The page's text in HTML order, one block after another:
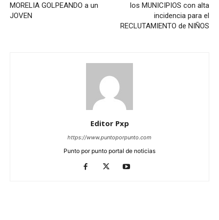
MORELIA GOLPEANDO a un
JOVEN
los MUNICIPIOS con alta
incidencia para el
RECLUTAMIENTO de NIÑOS
Editor Pxp
https://www.puntoporpunto.com
Punto por punto portal de noticias